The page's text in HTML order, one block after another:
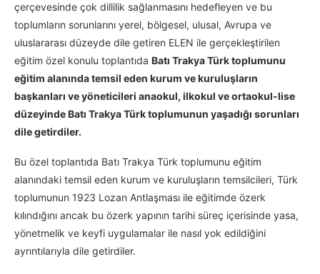
çerçevesinde çok dillilik sağlanmasını hedefleyen ve bu
toplumların sorunlarını yerel, bölgesel, ulusal, Avrupa ve
uluslararası düzeyde dile getiren ELEN ile gerçekleştirilen
eğitim özel konulu toplantıda Batı Trakya Türk toplumunu
eğitim alanında temsil eden kurum ve kuruluşların
başkanları ve yöneticileri anaokul, ilkokul ve ortaokul-lise
düzeyinde Batı Trakya Türk toplumunun yaşadığı sorunları
dile getirdiler.
Bu özel toplantıda Batı Trakya Türk toplumunu eğitim
alanındaki temsil eden kurum ve kuruluşların temsilcileri, Türk
toplumunun 1923 Lozan Antlaşması ile eğitimde özerk
kılındığını ancak bu özerk yapının tarihi süreç içerisinde yasa,
yönetmelik ve keyfi uygulamalar ile nasıl yok edildiğini
ayrıntılarıyla dile getirdiler.